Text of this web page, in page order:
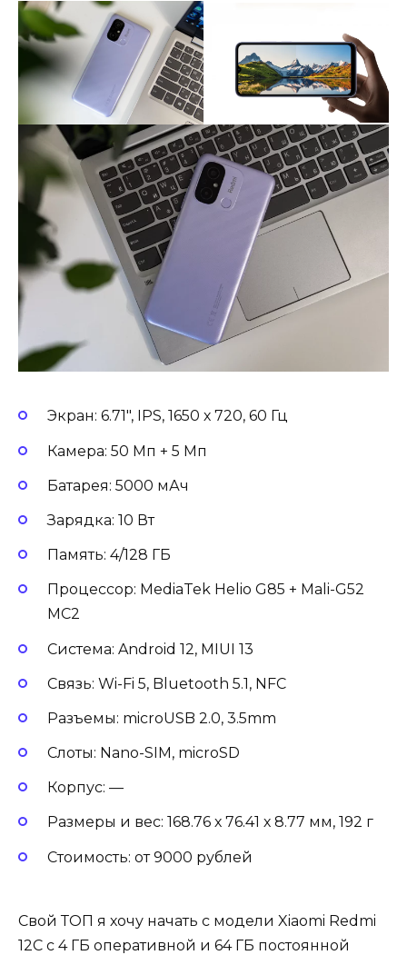
Экран: 6.71″, IPS, 1650 х 720, 60 Гц
Камера: 50 Мп + 5 Мп
Батарея: 5000 мАч
Зарядка: 10 Вт
Память: 4/128 ГБ
Процессор: MediaTek Helio G85 + Mali-G52
MC2
Система: Android 12, MIUI 13
Связь: Wi-Fi 5, Bluetooth 5.1, NFC
Разъемы: microUSB 2.0, 3.5mm
Слоты: Nano-SIM, microSD
Корпус: —
Размеры и вес: 168.76 х 76.41 х 8.77 мм, 192 г
Стоимость: от 9000 рублей
Свой ТОП я хочу начать с модели Xiaomi Redmi
12C с 4 ГБ оперативной и 64 ГБ постоянной